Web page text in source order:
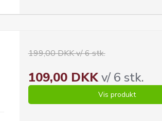
199,00 DKK v/ 6 stk.
109,00 DKKv/ 6 stk.
Vis produkt